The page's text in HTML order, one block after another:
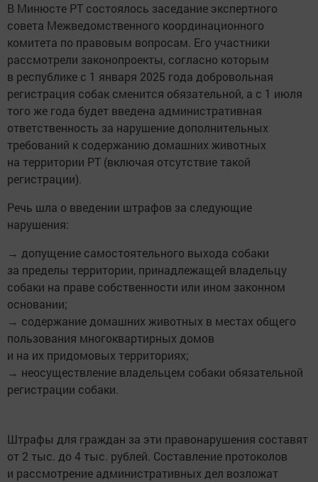
В Минюсте РТ состоялось заседание экспертного
совета Межведомственного координационного
комитета по правовым вопросам. Его участники
рассмотрели законопроекты, согласно которым
в республике с 1 января 2025 года добровольная
регистрация собак сменится обязательной, а с 1 июля
того же года будет введена административная
ответственность за нарушение дополнительных
требований к содержанию домашних животных
на территории РТ (включая отсутствие такой
регистрации).
Речь шла о введении штрафов за следующие
нарушения:
→ допущение самостоятельного выхода собаки
за пределы территории, принадлежащей владельцу
собаки на праве собственности или ином законном
основании;
→ содержание домашних животных в местах общего
пользования многоквартирных домов
и на их придомовых территориях;
→ неосуществление владельцем собаки обязательной
регистрации собаки.
Штрафы для граждан за эти правонарушения составят
от 2 тыс. до 4 тыс. рублей. Составление протоколов
и рассмотрение административных дел возложат